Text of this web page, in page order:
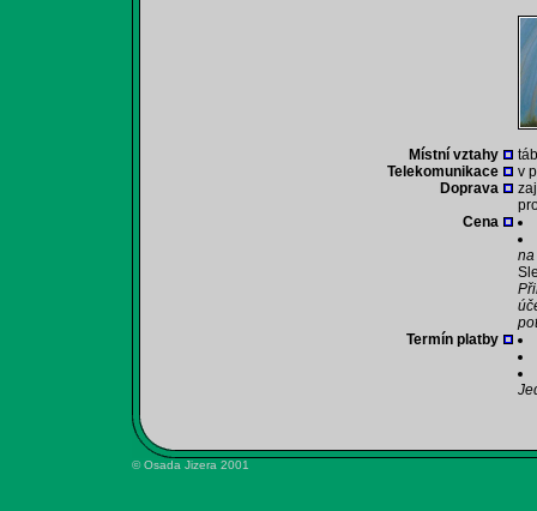
Místní vztahy
Telekomunikace
v
Doprava
Cena
na
Termín platby
© Osada Jizera 2001